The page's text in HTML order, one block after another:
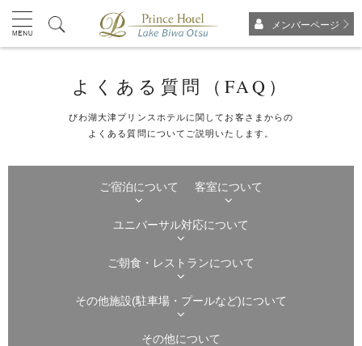
メンバーページ
よくある質問（FAQ）
びわ湖大津プリンスホテルに関してお客さまからの
よくある質問についてご説明いたします。
ご宿泊について 客室について
ユニバーサル対応について
ご朝食・レストランについて
その他施設(駐車場・プールなど)について
その他について